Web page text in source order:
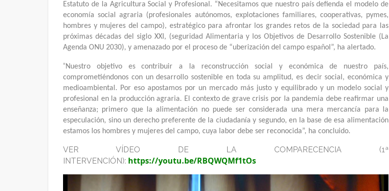
Estatuto de la Agricultura Social y Profesional. “Necesitamos que nuestro país defienda el modelo de
economía social agraria (profesionales autónomos, explotaciones familiares, cooperativas, pymes,
hombres y mujeres del campo), estratégico para afrontar los grandes retos de la sociedad para las
próximas décadas del siglo XXI, (seguridad Alimentaria y los Objetivos de Desarrollo Sostenible (La
Agenda ONU 2030), y amenazado por el proceso de “uberización del campo español”, ha alertado.
“Nuestro objetivo es contribuir a la reconstrucción social y económica de nuestro país,
comprometiéndonos con un desarrollo sostenible en toda su amplitud, es decir social, económica y
medioambiental. Por eso apostamos por un mercado más justo y equilibrado y un modelo social y
profesional en la producción agraria. El contexto de grave crisis por la pandemia debe reafirmar una
enseñanza; primero que la alimentación no puede ser considerada una mera mercancía para la
especulación, sino un derecho preferente de la ciudadanía y segundo, en la base de esa alimentación
estamos los hombres y mujeres del campo, cuya labor debe ser reconocida”, ha concluido.
VER VÍDEO DE LA COMPARECENCIA (1ª
INTERVENCIÓN): https://youtu.be/RBQWQMf1tOs